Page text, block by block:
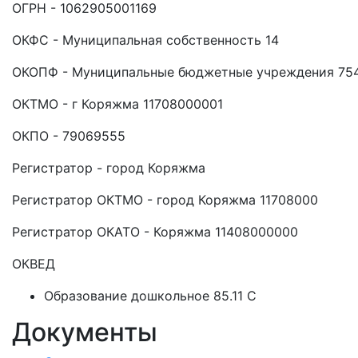
ОГРН - 1062905001169
ОКФС - Муниципальная собственность 14
ОКОПФ - Муниципальные бюджетные учреждения
ОКТМО - г Коряжма 11708000001
ОКПО - 79069555
Регистратор - город Коряжма
Регистратор ОКТМО - город Коряжма 11708000
Регистратор ОКАТО - Коряжма 11408000000
ОКВЕД
Образование дошкольное 85.11 C
Документы